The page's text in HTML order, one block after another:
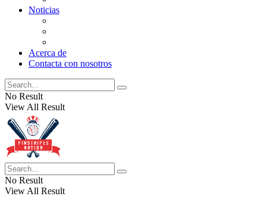
Noticias
Acerca de
Contacta con nosotros
No Result
View All Result
No Result
View All Result